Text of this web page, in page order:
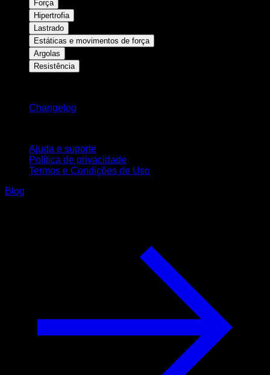
Força
Hipertrofia
Lastrado
Estáticas e movimentos de força
Argolas
Resistência
Changelog
Ajuda e suporte
Política de privacidade
Termos e Condições de Uso
Blog